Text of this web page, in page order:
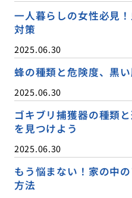
一人暮らしの女性必見
対策
2025.06.30
蜂の種類と危険度、黒
2025.06.30
ゴキブリ捕獲器の種類
を見つけよう
2025.06.30
もう悩まない！家の中
方法